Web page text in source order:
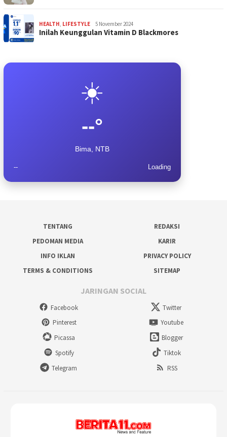
HEALTH, LIFESTYLE 5 November 2024
Inilah Keunggulan Vitamin D Blackmores
☀️
--°
Bima, NTB
-- Loading
TENTANG
REDAKSI
PEDOMAN MEDIA
KARIR
INFO IKLAN
PRIVACY POLICY
TERMS & CONDITIONS
SITEMAP
JARINGAN SOCIAL
Facebook
Twitter
Pinterest
Youtube
Picassa
Blogger
Spotify
Tiktok
Telegram
RSS